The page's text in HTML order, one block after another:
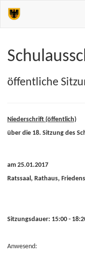
öffentliche
Niederschrift (öffentlich)
über die 18. Sitzung des
am 25.01.2017
Ratssaal, Rathaus,
Sitzungsdauer: 15:00 -
Anwesend: